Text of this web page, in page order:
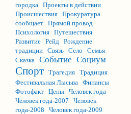
городка Проекты в действии
Происшествия Прокуратура
сообщает Прямой провод
Психология Путешествия
Развитие Рейд Рождение
традиции Связь Село
Семья
Сказка Событие Социум
Спорт Трагедия Традиция
Фестивальная Лысьва Финансы
Фотофакт Цены Человек года
Человек года-2007
Человек
года-2008
Человек года-2009